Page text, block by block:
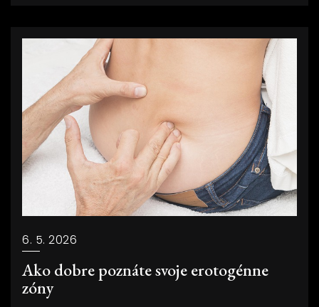
6. 5. 2026
Ako dobre poznáte svoje erotogénne
zóny